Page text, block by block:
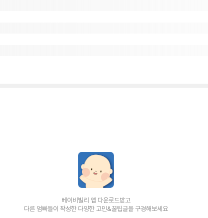
베이비빌리 앱 다운로드받고
다른 엄빠들이 작성한 다양한 고민&꿀팁글을 구경해보세요